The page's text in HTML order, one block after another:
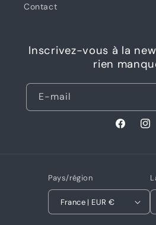
Contact
Inscrivez-vous à la
rien
E-mail
Facebook
Pays/région
France | EUR €